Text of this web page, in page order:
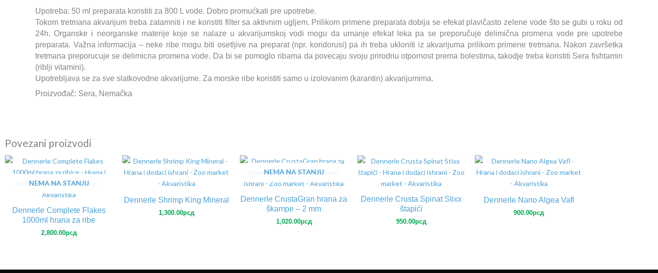
Upotreba: 50 ml preparata koristiti za 800 L vode. Dobro promućkati pre upotrebe.
Tokom tretmana akvarijum treba zatamniti i ne koristiti filter sa aktivnim ugljem. Prilikom primene preparata dobija se efekat plavičasto zelene vode što se gubi u roku od
24h. Organske i neorganske materije koje se nalaze u akvarijumskoj vodi mogu da umanje efekat leka pa se preporučuje delimična promena vode pre upotrebe
preparata. Važna informacija – neke ribe mogu biti osetljive na preparat (npr. koridorusi) pa ih treba ukloniti iz akvarijuma prilikom primene tretmana. Nakon završetka
tretmana preporucuje se delimicna promena vode. Da bi se pomoglo ribama da povecaju svoju prirodnu otpornost prema bolestima, takodje treba koristiti Sera fishtamin
(riblji vitamini).
Upotrebljava se za sve slatkovodne akvarijume. Za morske ribe koristiti samo u izolovanim (karantin) akvarijumima.
Proizvođač: Sera, Nemačka
Povezani proizvodi
NEMA NA STANJU
Dennerle Complete Flakes
1000ml hrana za ribe
2,800.00рсд
Dennerle Shrimp King Mineral
1,300.00рсд
NEMA NA STANJU
Dennerle CrustaGran hrana za
škampe – 2 mm
1,020.00рсд
Dennerle Crusta Spinat Stixx
štapići
950.00рсд
Dennerle Nano Algea Vafl
900.00рсд